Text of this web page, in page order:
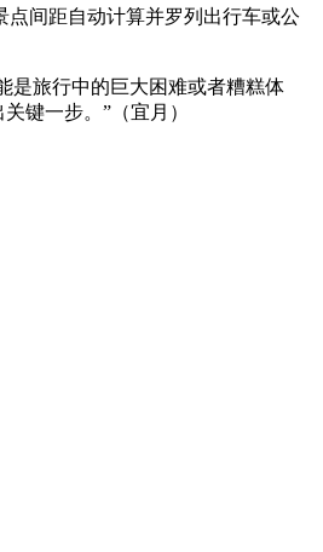
间距自动计算并罗列出行车或公
旅行中的巨大困难或者糟糕体
键一步。”（宜月）